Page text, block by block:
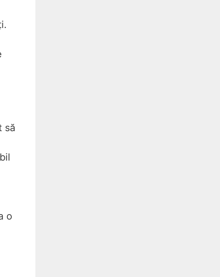
să
o